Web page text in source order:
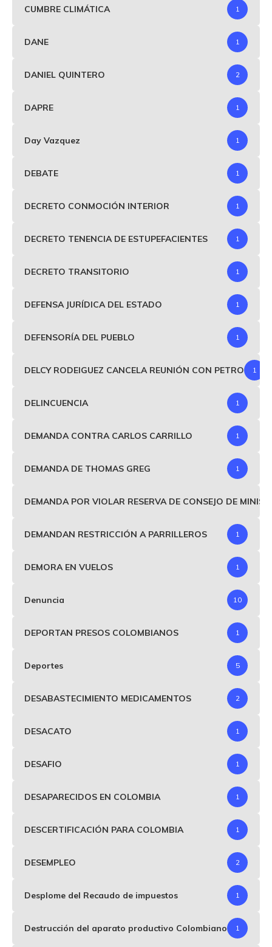
CUMBRE CLIMÁTICA 1
DANE 1
DANIEL QUINTERO 2
DAPRE 1
Day Vazquez 1
DEBATE 1
DECRETO CONMOCIÓN INTERIOR 1
DECRETO TENENCIA DE ESTUPEFACIENTES 1
DECRETO TRANSITORIO 1
DEFENSA JURÍDICA DEL ESTADO 1
DEFENSORÍA DEL PUEBLO 1
DELCY RODEIGUEZ CANCELA REUNIÓN CON PETRO 1
DELINCUENCIA 1
DEMANDA CONTRA CARLOS CARRILLO 1
DEMANDA DE THOMAS GREG 1
DEMANDA POR VIOLAR RESERVA DE CONSEJO DE
DEMANDAN RESTRICCIÓN A PARRILLEROS 1
DEMORA EN VUELOS 1
Denuncia 10
DEPORTAN PRESOS COLOMBIANOS 1
Deportes 5
DESABASTECIMIENTO MEDICAMENTOS 2
DESACATO 1
DESAFIO 1
DESAPARECIDOS EN COLOMBIA 1
DESCERTIFICACIÓN PARA COLOMBIA 1
DESEMPLEO 2
Desplome del Recaudo de impuestos 1
Destrucción del aparato productivo Colombiano 1